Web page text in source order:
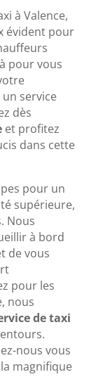
à Valence,
évident pour
pour vous
service
dès
et profitez
dans cette
pour un
supérieure,
Nous
à bord
de vous
pour les
nous
de taxi
nous vous
magnifique